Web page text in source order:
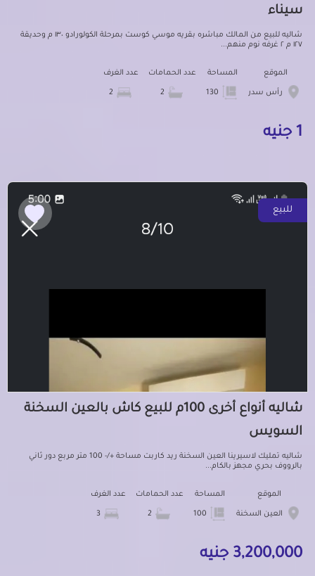
سيناء
شاليه للبيع من المالك مباشره بقريه موسي كوست بمرحلة الكولورادو ١٣٠ م وحديقة
١٢٧ م ٢ غرفه نوم منهم...
الموقع
رأس سدر
المساحة عدد الحمامات عدد الغرف
1 جنيه
للبيع
شاليه أنواع أخرى 100م للبيع كاش بالعين السخنة
السويس
شاليه تمليك لاسيرينا العين السخنة ريد كاربت مساحة +/- 100 متر مربع دور ثاني
بالرووف بحري مجهز بالكام...
الموقع
العين السخنة
المساحة عدد الحمامات عدد الغرف
3,200,000 جنيه